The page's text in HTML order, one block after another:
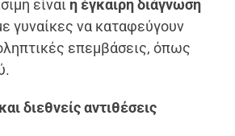
είναι η έγκαιρη διάγνωση
γυναίκες να καταφεύγουν
επεμβάσεις, όπως
διεθνείς αντιθέσεις